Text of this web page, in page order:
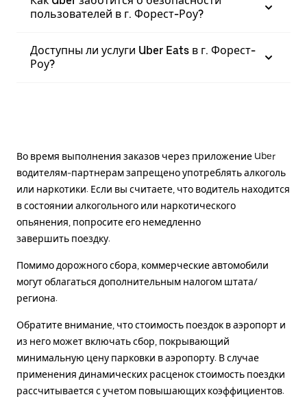
пользователей в г. Форест-Роу?
Доступны ли услуги Uber Eats в г. Форест-
Роу?
Во время выполнения заказов через приложение Uber
водителям-партнерам запрещено употреблять алкоголь
или наркотики. Если вы считаете, что водитель находится
в состоянии алкогольного или наркотического
опьянения, попросите его немедленно
завершить поездку.
Помимо дорожного сбора, коммерческие автомобили
могут облагаться дополнительным налогом штата/
региона.
Обратите внимание, что стоимость поездок в аэропорт и
из него может включать сбор, покрывающий
минимальную цену парковки в аэропорту. В случае
применения динамических расценок стоимость поездки
рассчитывается с учетом повышающих коэффициентов.